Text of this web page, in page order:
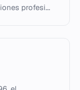
profesi...